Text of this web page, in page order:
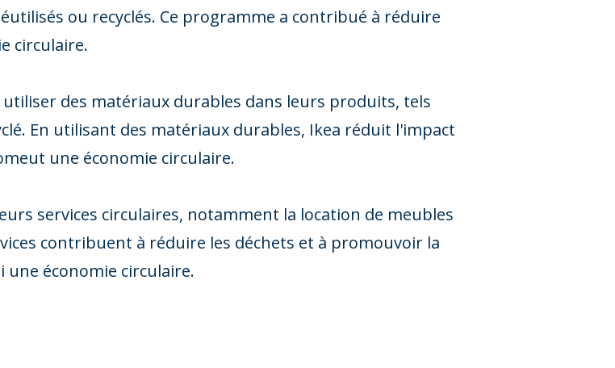
ou recyclés. Ce programme a contribué à réduire
circulaire.
des matériaux durables dans leurs produits, tels
En utilisant des matériaux durables, Ikea réduit l'impact
une économie circulaire.
services circulaires, notamment la location de meubles
contribuent à réduire les déchets et à promouvoir la
économie circulaire.